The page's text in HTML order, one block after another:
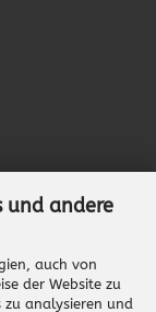
und andere
auch von
der Website zu
zu analysieren und